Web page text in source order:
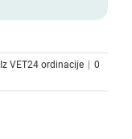
Iz VET24 ordinacije | 0